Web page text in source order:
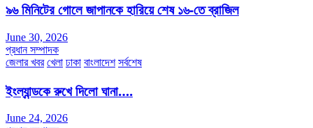
৯৬ মিনিটের গোলে জাপানকে হারিয়ে শেষ ১৬-তে ব্রাজিল
June 30, 2026
প্রধান সম্পাদক
জেলার খবর খেলা ঢাকা বাংলাদেশ সর্বশেষ
ইংল্যান্ডকে রুখে দিলো ঘানা….
June 24, 2026